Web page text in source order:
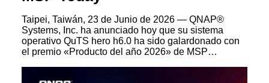
Taipei, Taiwán, 23 de Junio de 2026 — QNAP®
Systems, Inc. ha anunciado hoy que su sistema
operativo QuTS hero h6.0 ha sido galardonado con
el premio «Producto del año 2026» de MSP…